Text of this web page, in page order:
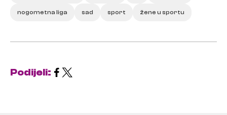
nogometna liga sad sport žene u sportu
Podijeli: